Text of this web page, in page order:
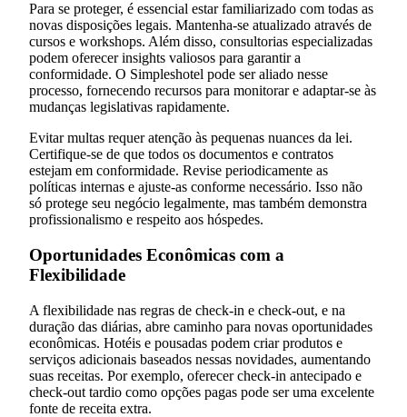
Para se proteger, é essencial estar familiarizado com todas as
novas disposições legais. Mantenha-se atualizado através de
cursos e workshops. Além disso, consultorias especializadas
podem oferecer insights valiosos para garantir a
conformidade. O Simpleshotel pode ser aliado nesse
processo, fornecendo recursos para monitorar e adaptar-se às
mudanças legislativas rapidamente.
Evitar multas requer atenção às pequenas nuances da lei.
Certifique-se de que todos os documentos e contratos
estejam em conformidade. Revise periodicamente as
políticas internas e ajuste-as conforme necessário. Isso não
só protege seu negócio legalmente, mas também demonstra
profissionalismo e respeito aos hóspedes.
Oportunidades Econômicas com a
Flexibilidade
A flexibilidade nas regras de check-in e check-out, e na
duração das diárias, abre caminho para novas oportunidades
econômicas. Hotéis e pousadas podem criar produtos e
serviços adicionais baseados nessas novidades, aumentando
suas receitas. Por exemplo, oferecer check-in antecipado e
check-out tardio como opções pagas pode ser uma excelente
fonte de receita extra.